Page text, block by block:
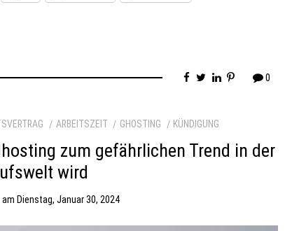
0
ARBEITSZEIT GHOSTING KÜNDIGUNG
zum gefährlichen Trend in der
wird
am Dienstag, Januar 30, 2024